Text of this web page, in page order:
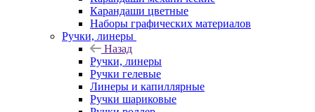
Карандаши цветные
Наборы графических материалов
Ручки, линеры
Назад
Ручки, линеры
Ручки гелевые
Линеры и капиллярные
Ручки шариковые